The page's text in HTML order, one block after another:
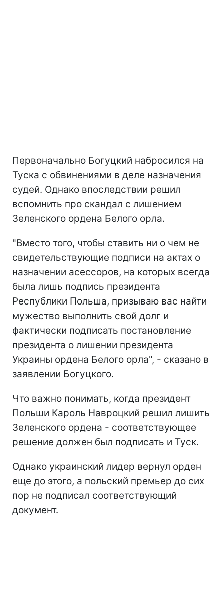
Первоначально Богуцкий набросился на
Туска с обвинениями в деле назначения
судей. Однако впоследствии решил
вспомнить про скандал с лишением
Зеленского ордена Белого орла.
"Вместо того, чтобы ставить ни о чем не
свидетельствующие подписи на актах о
назначении асессоров, на которых всегда
была лишь подпись президента
Республики Польша, призываю вас найти
мужество выполнить свой долг и
фактически подписать постановление
президента о лишении президента
Украины ордена Белого орла", - сказано в
заявлении Богуцкого.
Что важно понимать, когда президент
Польши Кароль Навроцкий решил лишить
Зеленского ордена - соответствующее
решение должен был подписать и Туск.
Однако украинский лидер вернул орден
еще до этого, а польский премьер до сих
пор не подписал соответствующий
документ.